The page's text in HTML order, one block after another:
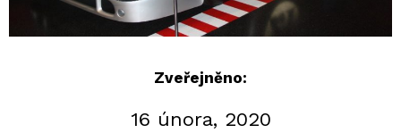
Zveřejněno:
16 února, 2020